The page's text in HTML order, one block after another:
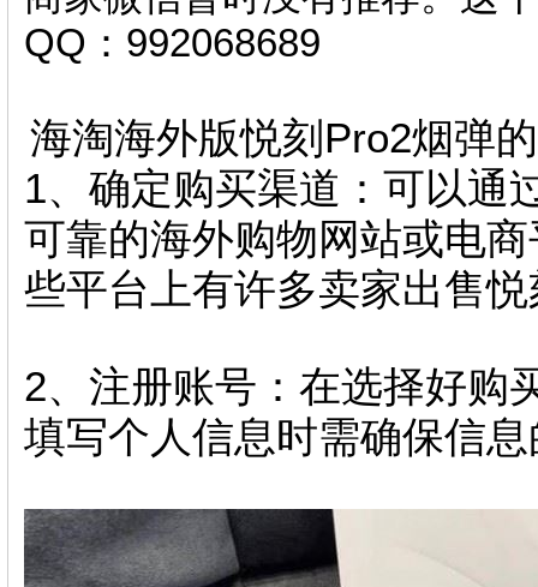
QQ：992068689
海淘海外版悦刻Pro2烟弹
1、确定购买渠道：可以通
可靠的海外购物网站或电
些平台上有许多卖家出售
2、注册账号：在选择好购
填写个人信息时需确保信